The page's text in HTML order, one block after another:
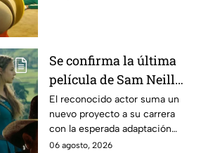
Se confirma la última
película de Sam Neill
antes de morir: esto es
lo que se sabe hasta
ahora
El reconocido actor suma un
nuevo proyecto a su carrera
con la esperada adaptación
cinematográfica del popular
06 agosto, 2026